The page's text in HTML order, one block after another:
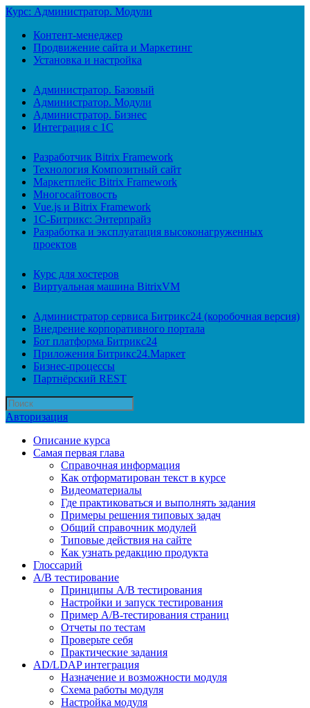
Курс: Администратор. Модули
Контент-менеджер
Продвижение сайта и Маркетинг
Установка и настройка
Администратор. Базовый
Администратор. Модули
Администратор. Бизнес
Интеграция с 1С
Разработчик Bitrix Framework
Технология Композитный сайт
Маркетплейс Bitrix Framework
Многосайтовость
Vue.js и Bitrix Framework
1С-Битрикс: Энтерпрайз
Разработка и эксплуатация высоконагруженных
проектов
Курс для хостеров
Виртуальная машина BitrixVM
Администратор сервиса Битрикс24 (коробочная версия)
Внедрение корпоративного портала
Бот платформа Битрикс24
Приложения Битрикс24.Маркет
Бизнес-процессы
Партнёрский REST
Авторизация
Описание курса
Самая первая глава
Справочная информация
Как отформатирован текст в курсе
Видеоматериалы
Где практиковаться и выполнять задания
Примеры решения типовых задач
Общий справочник модулей
Типовые действия на сайте
Как узнать редакцию продукта
Глоссарий
A/B тестирование
Принципы A/B тестирования
Настройки и запуск тестирования
Пример A/B-тестирования страниц
Отчеты по тестам
Проверьте себя
Практические задания
AD/LDAP интеграция
Назначение и возможности модуля
Схема работы модуля
Настройка модуля